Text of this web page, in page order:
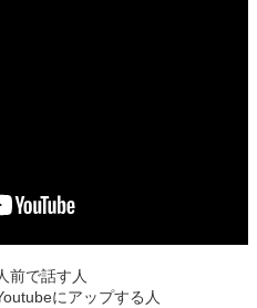
前で話す人
にアップする人